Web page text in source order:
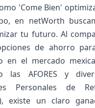
'Come Bien'
en netWorth
tu futuro. Al
de ahorro
en el mercado
las AFORES y
Personales de
existe un claro